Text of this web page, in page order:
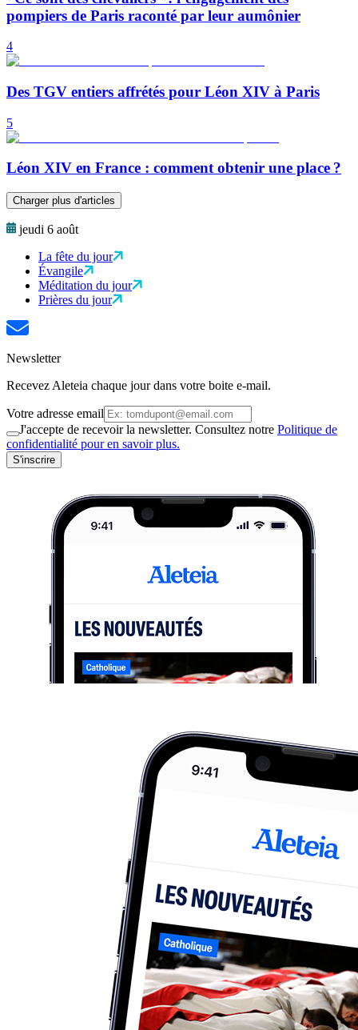
pompiers de Paris raconté par leur aumônier
4
Des TGV entiers affrétés pour Léon XIV à Paris
5
Léon XIV en France : comment obtenir une place ?
Charger plus d'articles
jeudi 6 août
La fête du jour
Évangile
Méditation du jour
Prières du jour
Newsletter
Recevez Aleteia chaque jour dans votre boite e-mail.
Votre adresse email
J'accepte de recevoir la newsletter. Consultez notre Politique de
confidentialité pour en savoir plus.
S'inscrire